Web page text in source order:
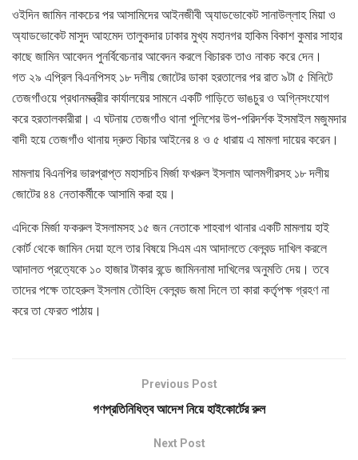
ওইদিন জামিন নাকচের পর আসামিদের আইনজীবী অ্যাডভোকেট সানাউল্লাহ মিয়া ও
অ্যাডভোকেট মাসুদ আহমেদ তালুকদার ঢাকার মুখ্য মহানগর হাকিম বিকাশ কুমার সাহার
কাছে জামিন আবেদন পুনর্বিবেচনার আবেদন করলে বিচারক তাও নাকচ করে দেন।
গত ২৯ এপ্রিল বিএনপিসহ ১৮ দলীয় জোটের ডাকা হরতালের পর রাত ৯টা ৫ মিনিটে
তেজগাঁওয়ে প্রধানমন্ত্রীর কার্যালয়ের সামনে একটি গাড়িতে ভাঙচুর ও অগ্নিসংযোগ
করে হরতালকারীরা। এ ঘটনায় তেজগাঁও থানা পুলিশের উপ-পরিদর্শক ইসমাইল মজুমদার
বাদী হয়ে তেজগাঁও থানায় দ্রুত বিচার আইনের ৪ ও ৫ ধারায় এ মামলা দায়ের করেন।
মামলায় বিএনপির ভারপ্রাপ্ত মহাসচিব মির্জা ফখরুল ইসলাম আলমগীরসহ ১৮ দলীয়
জোটের ৪৪ নেতাকর্মীকে আসামি করা হয়।
এদিকে মির্জা ফকরুল ইসলামসহ ১৫ জন নেতাকে শাহবাগ থানার একটি মামলায় হাই
কোর্ট থেকে জামিন দেয়া হলে তার বিষয়ে সিএম এম আদালতে বেলবন্ড দাখিল করলে
আদালত প্রত্যেকে ১০ হাজার টাকার বন্ডে জামিননামা দাখিলের অনুমতি দেয়। তবে
তাদের পক্ষে তাহেরুল ইসলাম তৌহিদ বেলবন্ড জমা দিলে তা কারা কর্তৃপক্ষ গ্রহণ না
করে তা ফেরত পাঠায়।
Previous Post
গণপ্রতিনিধিত্ব আদেশ নিয়ে হাইকোর্টের রুল
Next Post